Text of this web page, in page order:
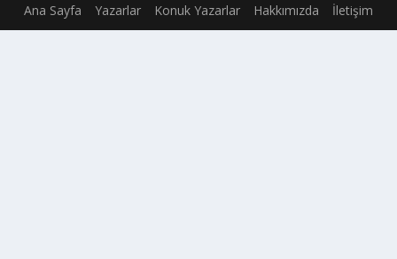
Ana Sayfa Yazarlar Konuk Yazarlar Hakkımızda İletişim